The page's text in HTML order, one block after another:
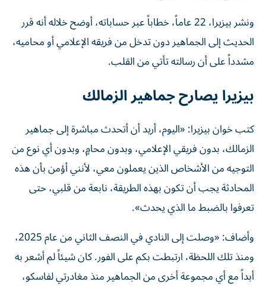
ونشر بيزيرا، 22 عاماً، خطاباً عبر حساباته، أوضح خلاله أنه قرر
الحديث إلى الجماهير دون تدخل من فريقه الإعلامي أو محاميه،
مشدداً على أن رسالته تأتي من القلب.
بيزيرا يصارح جماهير الزمالك
كتب خوان بيزيرا: «اليوم، أريد أن أتحدث مباشرة إلى جماهير
الزمالك، بدون فريقي الإعلامي، وبدون محامٍ، وبدون أي نوع من
التوجيه من الأشخاص الذين يعملون معي، لأنني أؤمن بأن هذه
المحادثة يجب أن تكون بهذه الطريقة، نابعة من قلبي، حتى
تعرفوا بالضبط ما الذي يحدث».
وأضاف: «وصلت إلى النادي في النصف الثاني من عام 2025،
ومنذ تلك اللحظة، ارتبطت بكم على الفور. كان شيئاً لم أشعر به
أبداً مع أي مجموعة أخرى من الجماهير منذ مغادرتي لفاسكو،